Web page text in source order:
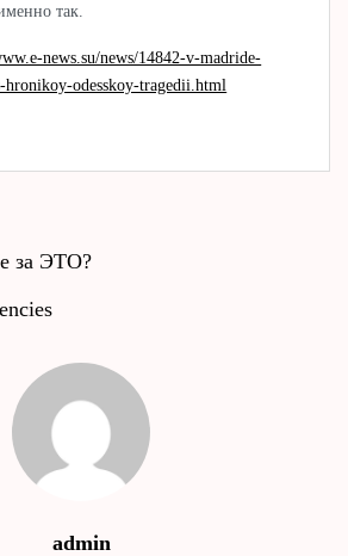
так.
news.su/news/14842-v-madride-
hronikoy-odesskoy-tragedii.html
за ЭТО?
admin